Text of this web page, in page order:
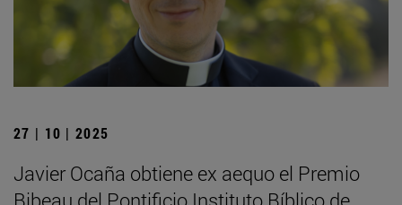
27 | 10 | 2025
Javier Ocaña obtiene ex aequo el Premio
Bibeau del Pontificio Instituto Bíblico de